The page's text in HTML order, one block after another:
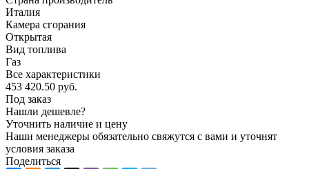
Италия
Камера сгорания
Открытая
Вид топлива
Газ
Все характеристики
453 420.50 руб.
Под заказ
Нашли дешевле?
Уточнить наличие и цену
Наши менеджеры обязательно свяжутся с вами и уточнят
условия заказа
Поделиться